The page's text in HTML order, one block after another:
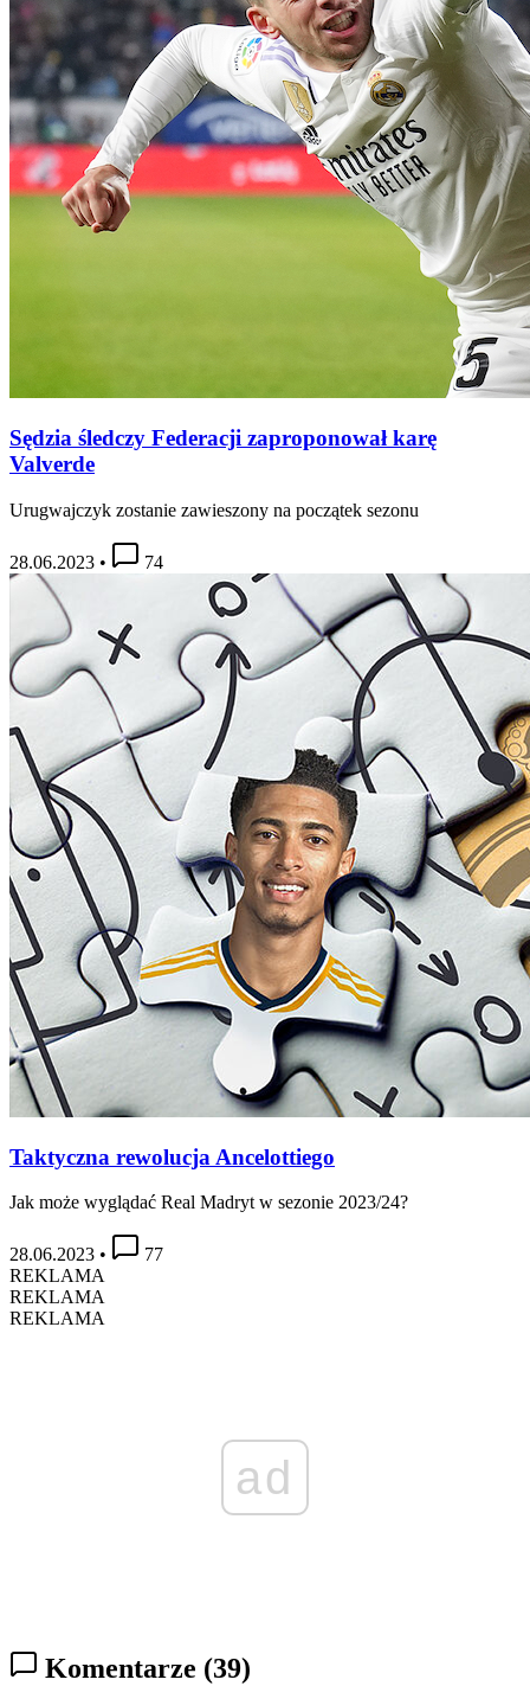
Sędzia śledczy Federacji zaproponował karę
Valverde
Urugwajczyk zostanie zawieszony na początek sezonu
28.06.2023 • 74
Taktyczna rewolucja Ancelottiego
Jak może wyglądać Real Madryt w sezonie 2023/24?
28.06.2023 •
77
REKLAMA
REKLAMA
REKLAMA
ad
Komentarze (39)